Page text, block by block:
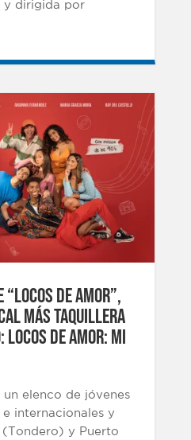
y dirigida por
DE AMOR”,
MÁS TAQUILLERA
LOCOS DE AMOR: MI
elenco de jóvenes
internacionales y
y Puerto